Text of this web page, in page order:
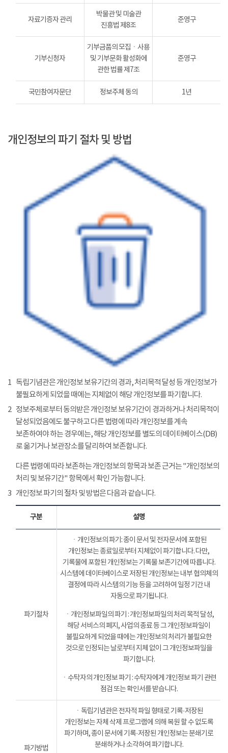
자료기증자 관리
박물관 및 미술관
진흥법 제8조
준영구
기부신청자
기부금품의 모집ㆍ사용
및 기부문화 활성화에
관한 법률 제7조
준영구
국민참여자문단 정보주체 동의 1년
개인정보의 파기 절차 및 방법
1 독립기념관은 개인정보 보유기간의 경과, 처리목적 달성 등 개인정보가
불필요하게 되었을 때에는 지체없이 해당 개인정보를 파기합니다.
2 정보주체로부터 동의받은 개인정보 보유기간이 경과하거나 처리목적이
달성되었음에도 불구하고 다른 법령에 따라 개인정보를 계속
보존하여야 하는 경우에는, 해당 개인정보를 별도의 데이터베이스(DB)
로 옮기거나 보관장소를 달리하여 보존합니다.
다른 법령에 따라 보존하는 개인정보의 항목과 보존 근거는 "개인정보의
처리 및 보유기간" 항목에서 확인 가능합니다.
3 개인정보 파기의 절차 및 방법은 다음과 같습니다.
구분 설명
파기절차
ㆍ개인정보의 파기: 종이 문서 및 전자문서에 포함된
개인정보는 종료일로부터 지체없이 파기합니다. 다만,
기록물에 포함된 개인정보는 기록물 보존기간에 따릅니다.
시스템에 데이터베이스로 저장된 개인정보는 내부 협의체의
결정에 따라 시스템의 기능 등을 고려하여 일정 기간 내
자동으로 파기됩니다.
ㆍ개인정보파일의 파기 : 개인정보파일의 처리 목적 달성,
해당 서비스의 폐지, 사업의 종료 등 그 개인정보파일이
불필요하게 되었을 때에는 개인정보의 처리가 불필요한
것으로 인정되는 날로부터 지체 없이 그 개인정보파일을
파기합니다.
ㆍ수탁자의 개인정보 파기 : 수탁자에게 개인정보 파기 관련
점검 또는 확인서를 받습니다.
파기방법
ㆍ독립기념관은 전자적 파일 형태로 기록·저장된
개인정보는 자체 삭제 프로그램에 의해 복원 할 수 없도록
파기하며, 종이 문서에 기록·저장된 개인정보는 분쇄기로
분쇄하거나 소각하여 파기합니다.